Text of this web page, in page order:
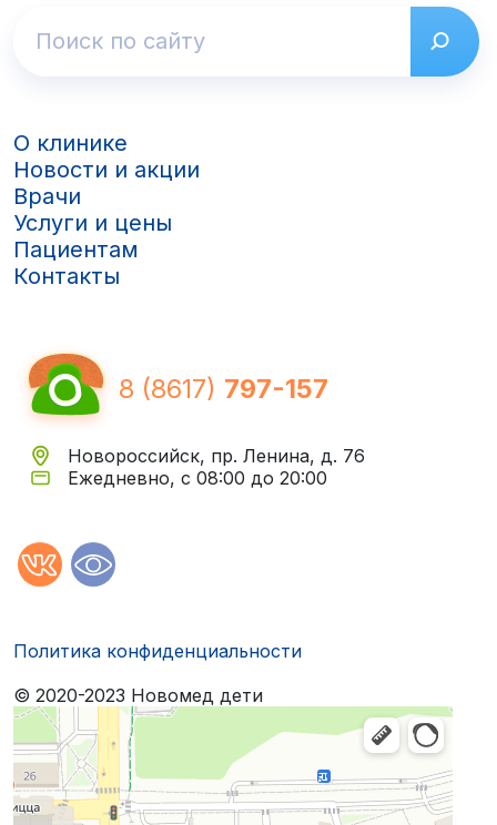
О клинике
Новости и акции
Врачи
Услуги и цены
Пациентам
Контакты
8 (8617) 797-157
Новороссийск, пр. Ленина, д. 76
Ежедневно, с 08:00 до 20:00
Политика конфиденциальности
© 2020-2023 Новомед дети